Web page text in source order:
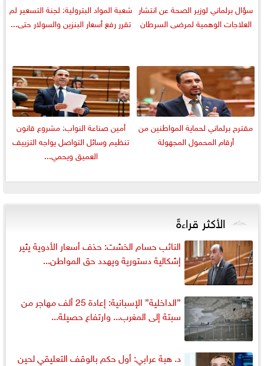
سؤال برلماني لوزير الصحة عن انتشار
العلاجات الوهمية لمرضى السرطان
شعبة المواد البترولية: لجنة التسعير لم
تقرر رفع أسعار البنزين والسولار حتى...
مقترح برلماني لحماية المواطنين من
أرقام المحمول المجهولة
أمين صناعة النواب: مشروع قانون
تنظيم وسائل التواصل يواجه التزييف
العميق ويحمي...
الأكثر قراءةً
النائب حسام الخشت: حذف أسعار الأدوية يثير
إشكالية دستورية ويهدد حق المواطن...
”الداخلية” الإسبانية: إعادة 25 ألف مهاجر من
سبتة إلى المغرب... وارتفاع حصيلة...
د. هبة عرابي: أول حكم بالوقف التعليقي لحين